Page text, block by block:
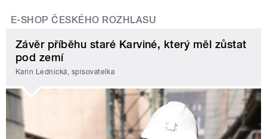
E-SHOP ČESKÉHO ROZHLASU
Závěr příběhu staré Karviné, který měl zůstat
pod zemí
Karin Lednická, spisovatelka